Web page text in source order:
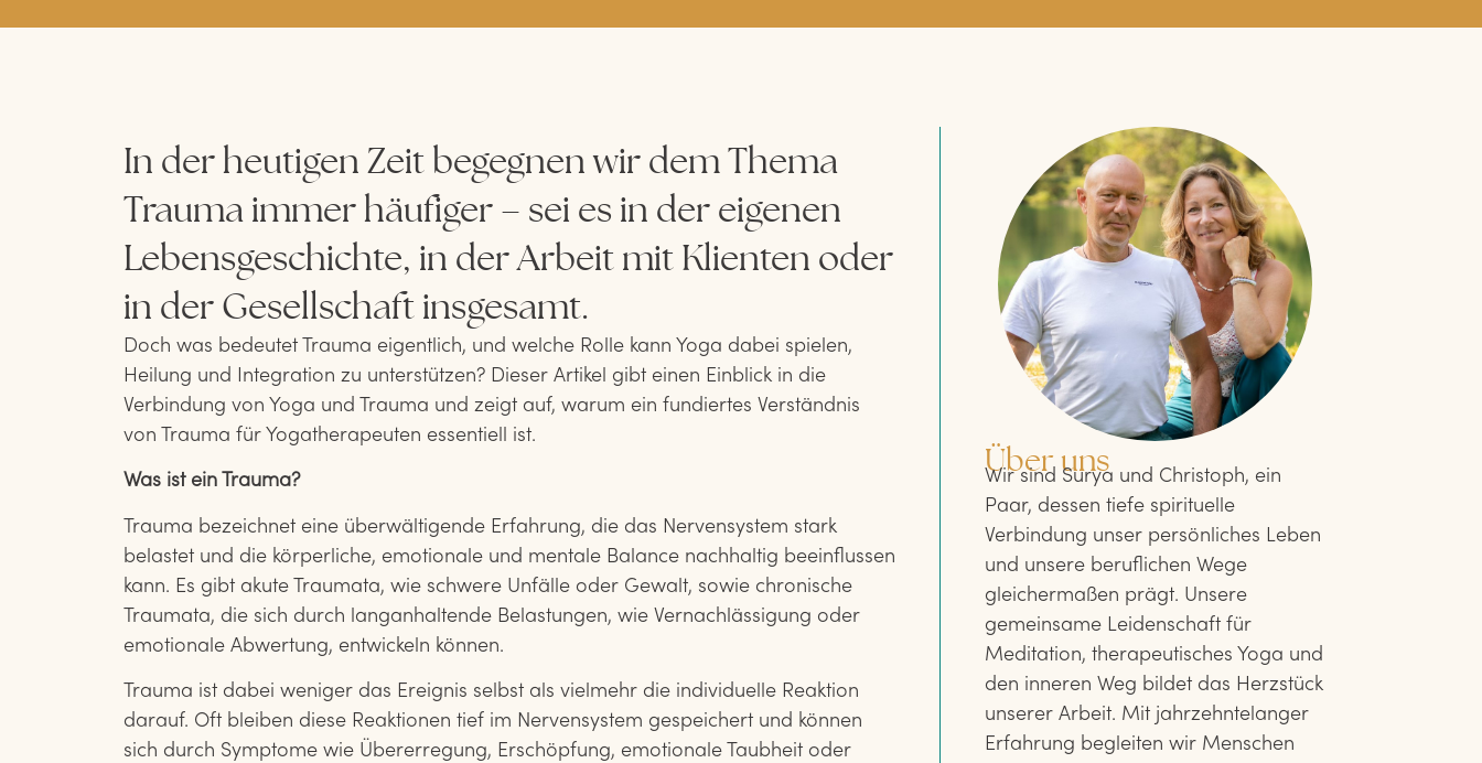
In der heutigen Zeit begegnen wir dem Thema
Trauma immer häufiger – sei es in der eigenen
Lebensgeschichte, in der Arbeit mit Klienten oder
in der Gesellschaft insgesamt.
Doch was bedeutet Trauma eigentlich, und welche Rolle kann Yoga dabei spielen,
Heilung und Integration zu unterstützen? Dieser Artikel gibt einen Einblick in die
Verbindung von Yoga und Trauma und zeigt auf, warum ein fundiertes Verständnis
von Trauma für Yogatherapeuten essentiell ist.
Was ist ein Trauma?
Trauma bezeichnet eine überwältigende Erfahrung, die das Nervensystem stark
belastet und die körperliche, emotionale und mentale Balance nachhaltig beeinflussen
kann. Es gibt akute Traumata, wie schwere Unfälle oder Gewalt, sowie chronische
Traumata, die sich durch langanhaltende Belastungen, wie Vernachlässigung oder
emotionale Abwertung, entwickeln können.
Trauma ist dabei weniger das Ereignis selbst als vielmehr die individuelle Reaktion
darauf. Oft bleiben diese Reaktionen tief im Nervensystem gespeichert und können
sich durch Symptome wie Übererregung, Erschöpfung, emotionale Taubheit oder
Über uns
Wir sind Surya und Christoph, ein
Paar, dessen tiefe spirituelle
Verbindung unser persönliches Leben
und unsere beruflichen Wege
gleichermaßen prägt. Unsere
gemeinsame Leidenschaft für
Meditation, therapeutisches Yoga und
den inneren Weg bildet das Herzstück
unserer Arbeit. Mit jahrzehntelanger
Erfahrung begleiten wir Menschen